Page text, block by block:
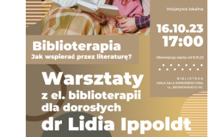
przez
literaturę